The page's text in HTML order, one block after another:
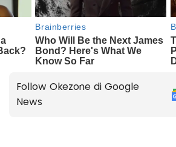
Follow Okezone di Google
News